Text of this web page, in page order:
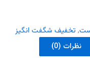
, تخفیف شگفت انگیز
نظرات (0)